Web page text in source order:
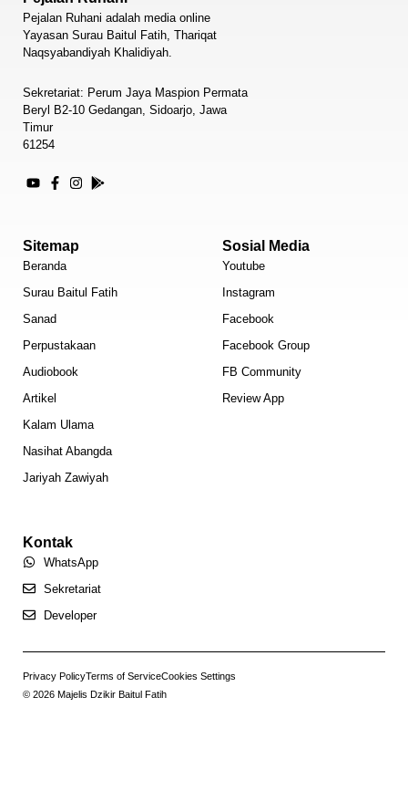
Pejalan Ruhani adalah media online
Yayasan Surau Baitul Fatih, Thariqat
Naqsyabandiyah Khalidiyah.
Sekretariat: Perum Jaya Maspion Permata
Beryl B2-10 Gedangan, Sidoarjo, Jawa
Timur
61254
Sitemap
Beranda
Surau Baitul Fatih
Sanad
Perpustakaan
Audiobook
Artikel
Kalam Ulama
Nasihat Abangda
Jariyah Zawiyah
Sosial Media
Youtube
Instagram
Facebook
Facebook Group
FB Community
Review App
Kontak
WhatsApp
Sekretariat
Developer
© 2026 Majelis Dzikir Baitul Fatih
Privacy PolicyTerms of ServiceCookies Settings